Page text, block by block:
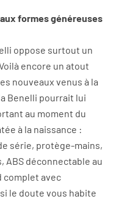
formes généreuses
oppose surtout un
encore un atout
nouveaux venus à la
Benelli pourrait lui
au moment du
à la naissance :
série, protège-mains,
ABS déconnectable au
complet avec
le doute vous habite